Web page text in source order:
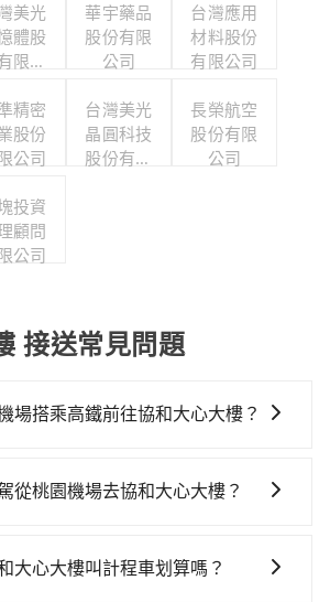
美光
體股
限公
華宇藥品
股份有限
公司
台灣應用
材料股份
有限公司
精密
股份
公司
台灣美光
晶圓科技
股份有限
長榮航空
股份有限
公司
投資
顧問
公司
接送常見問題
場搭乘高鐵前往協和大心大樓？
從最早06:49一直到23:21，桃園-台中
鐘。抵達高鐵站後，步行進站、現
從桃園機場去協和大心大樓？
（因為要自己開車），最重要的是你
大心大樓叫計程車划算嗎？